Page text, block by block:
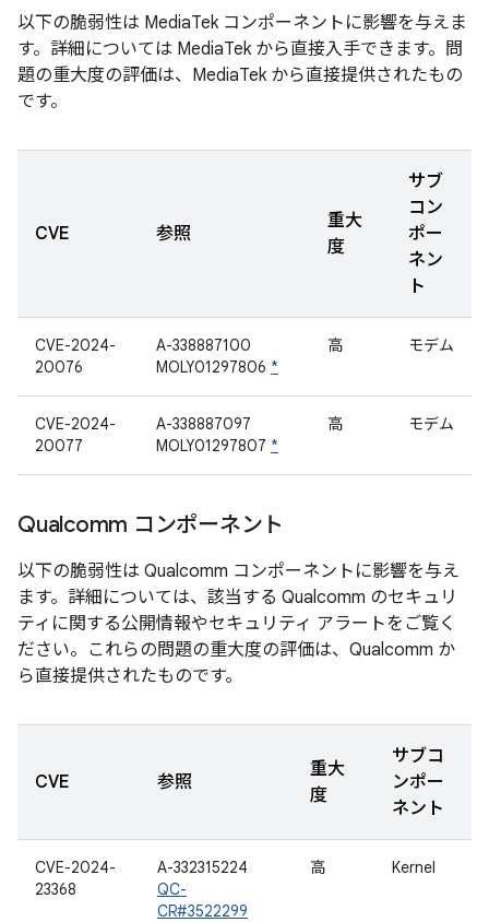
以下の脆弱性は MediaTek コンポーネントに影響を与えま
す。詳細については MediaTek から直接入手できます。問
題の重大度の評価は、MediaTek から直接提供されたもの
です。
CVE 参照
重大
度
サブ
コン
ポー
ネン
ト
CVE-2024-
20076
A-338887100
MOLY01297806 *
高 モデム
CVE-2024-
20077
A-338887097
MOLY01297807 *
高 モデム
Qualcomm コンポーネント
以下の脆弱性は Qualcomm コンポーネントに影響を与え
ます。詳細については、該当する Qualcomm のセキュリ
ティに関する公開情報やセキュリティ アラートをご覧く
ださい。これらの問題の重大度の評価は、Qualcomm か
ら直接提供されたものです。
CVE 参照
重大
度
サブコ
ンポー
ネント
CVE-2024-
23368
A-332315224
QC-
CR#3522299
高 Kernel